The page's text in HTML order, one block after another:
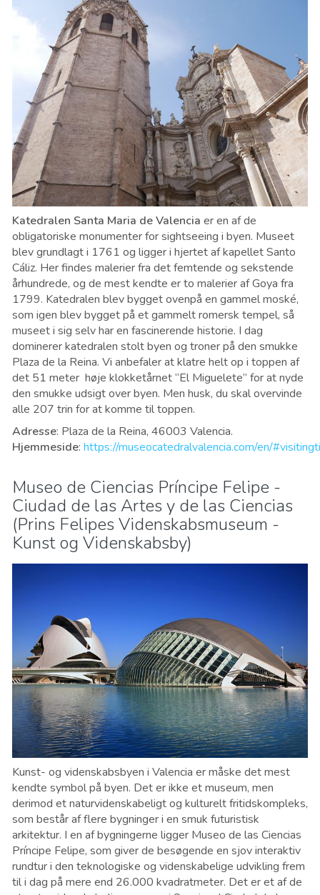
Katedralen Santa Maria de Valencia er en af ​​de
obligatoriske monumenter for sightseeing i byen. Museet
blev grundlagt i 1761 og ligger i hjertet af kapellet Santo
Cáliz. Her findes malerier fra det femtende og sekstende
århundrede, og de mest kendte er to malerier af Goya fra
1799. Katedralen blev bygget ovenpå en gammel moské,
som igen blev bygget på et gammelt romersk tempel, så
museet i sig selv har en fascinerende historie. I dag
dominerer katedralen stolt byen og troner på den smukke
Plaza de la Reina. Vi anbefaler at klatre helt op i toppen af
det ​​51 meter høje klokketårnet “El Miguelete” for at nyde
den smukke udsigt over byen. Men husk, du skal overvinde
alle 207 trin for at komme til toppen.
Adresse: Plaza de la Reina, 46003 Valencia.
Hjemmeside: https://museocatedralvalencia.com/en/
Museo de Ciencias Príncipe Felipe -
Ciudad de las Artes y de las Ciencias
(Prins Felipes Videnskabsmuseum -
Kunst og Videnskabsby)
Kunst- og videnskabsbyen i Valencia er måske det mest
kendte symbol på byen. Det er ikke et museum, men
derimod et naturvidenskabeligt og kulturelt fritidskompleks,
som består af flere bygninger i en smuk futuristisk
arkitektur. I en af bygningerne ligger Museo de las Ciencias
Príncipe Felipe, som giver de besøgende en sjov interaktiv
rundtur i den ​​teknologiske og videnskabelige udvikling frem
til i dag på mere end 26.000 kvadratmeter. Det er et af de